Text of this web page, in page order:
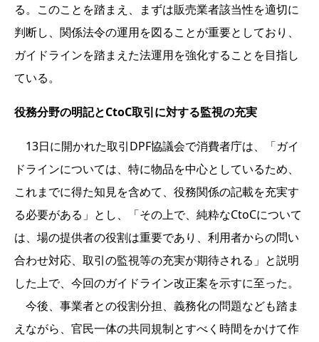
る。このことを踏まえ、まずは販売業者該当性を適切に
判断し、関係法令の運用を図ることが重要としており、
ガイドラインを踏まえた法運用を強化することを目指し
ている。
役務分野の明記とCtoC取引に対する監視の充実
13日に開かれた取引DPF協議会で消費者庁は、「ガイ
ドラインについては、特に物品を中心としているため、
これまでに得た知見を含めて、役務関係の記載を充実す
る必要がある」とし、「その上で、純粋なCtoCについて
は、場の提供者の役割は重要であり、利用者からの問い
合わせ対応、取引の監視等の充実が期待される」と説明
した上で、今回のガイドライン改正案を示すに至った。
今後、事業者との役割分担、義務化の問題なども踏ま
えながら、官民一体の共同規制とすべく時間をかけて作